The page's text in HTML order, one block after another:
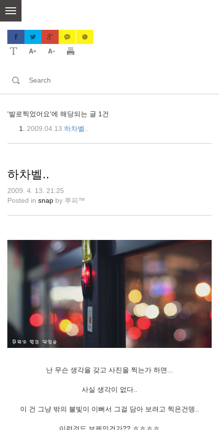
content
'발로찍었어요'에 해당되는 글 1건
2009.04.13 하차벨..
하차벨..
2009. 4. 13. 21:25
Posted in snap by 루피™
난 무슨 생각을 갖고 사진을 찍는가 하면...
사실 생각이 없다..
이 건 그냥 밖의 불빛이 이뻐서 그걸 담아 보려고 찍은건뎅..